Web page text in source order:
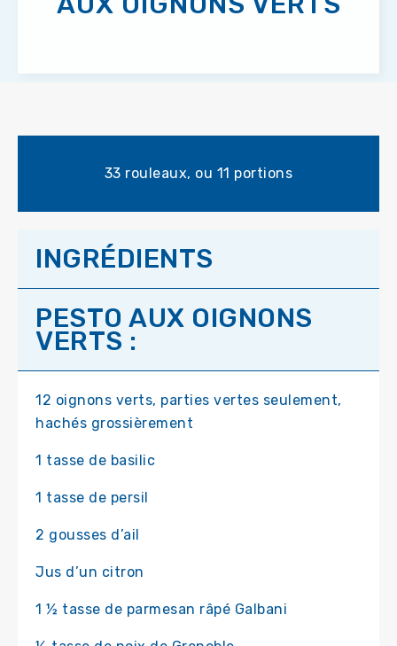
33 rouleaux, ou 11 portions
INGRÉDIENTS
PESTO AUX OIGNONS
VERTS :
12 oignons verts, parties vertes seulement,
hachés grossièrement
1 tasse de basilic
1 tasse de persil
2 gousses d’ail
Jus d’un citron
1 ½ tasse de parmesan râpé Galbani